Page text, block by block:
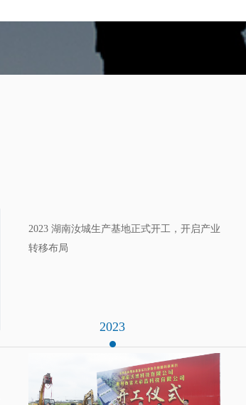
2023
2023 湖南汝城生产基地正式开工，开启产业
转移布局